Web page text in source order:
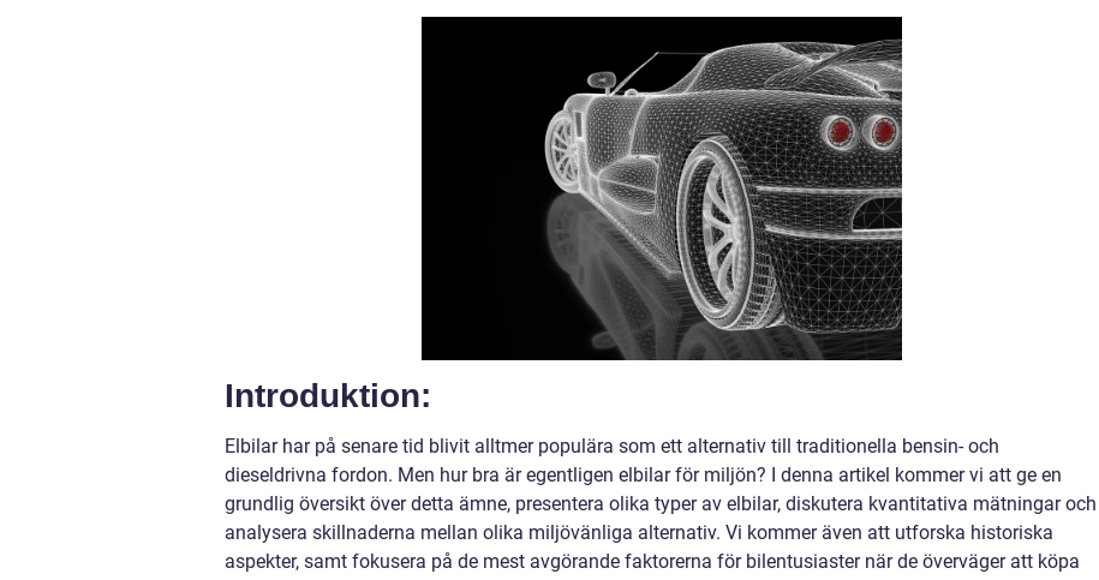
Introduktion:
Elbilar har på senare tid blivit alltmer populära som ett alternativ till traditionella bensin- och
dieseldrivna fordon. Men hur bra är egentligen elbilar för miljön? I denna artikel kommer vi att ge en
grundlig översikt över detta ämne, presentera olika typer av elbilar, diskutera kvantitativa mätningar och
analysera skillnaderna mellan olika miljövänliga alternativ. Vi kommer även att utforska historiska
aspekter, samt fokusera på de mest avgörande faktorerna för bilentusiaster när de överväger att köpa